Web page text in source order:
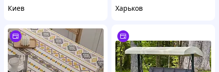
Киев
Харьков